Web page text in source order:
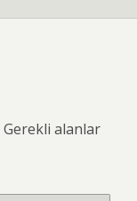
Gerekli alanlar